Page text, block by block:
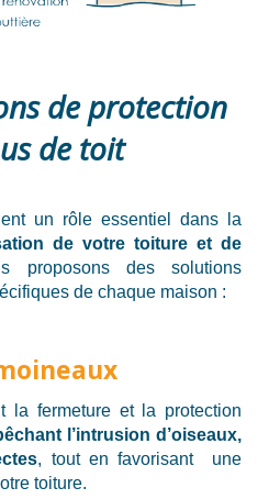
de protection
de toit
un rôle essentiel dans la
de votre toiture et de
proposons des solutions
de chaque maison :
la fermeture et la protection
l’intrusion d’oiseaux,
, tout en favorisant une
toiture.